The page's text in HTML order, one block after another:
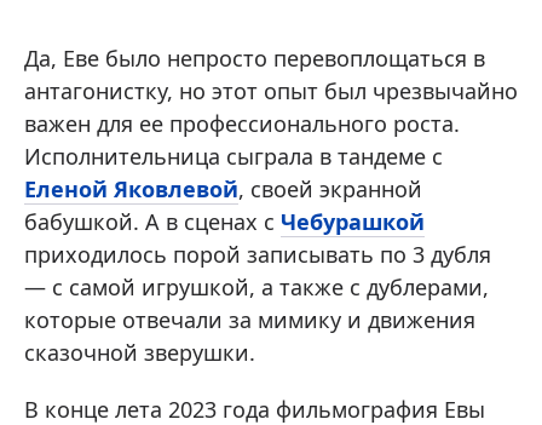
Да, Еве было непросто перевоплощаться в
антагонистку, но этот опыт был чрезвычайно
важен для ее профессионального роста.
Исполнительница сыграла в тандеме с
Еленой Яковлевой, своей экранной
бабушкой. А в сценах с Чебурашкой
приходилось порой записывать по 3 дубля
— с самой игрушкой, а также с дублерами,
которые отвечали за мимику и движения
сказочной зверушки.
В конце лета 2023 года фильмография Евы